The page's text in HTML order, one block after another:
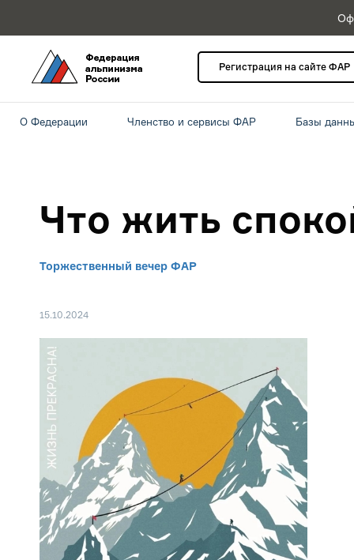
Регистрация на сайте ФАР
О Федерации Членство и сервисы ФАР Базы
Что жить
Торжественный вечер ФАР
15.10.2024